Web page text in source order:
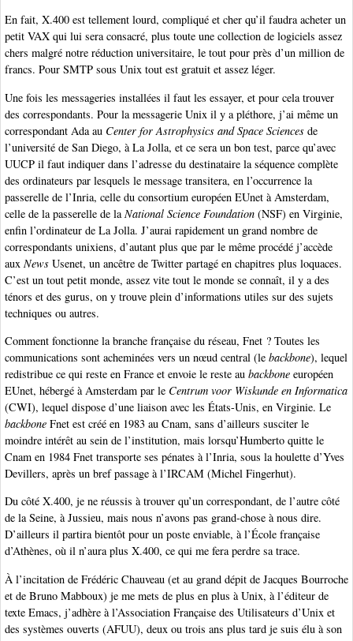
En fait, X.400 est tellement lourd, compliqué et cher qu’il faudra acheter un
petit VAX qui lui sera consacré, plus toute une collection de logiciels assez
chers malgré notre réduction universitaire, le tout pour près d’un million de
francs. Pour SMTP sous Unix tout est gratuit et assez léger.
Une fois les messageries installées il faut les essayer, et pour cela trouver
des correspondants. Pour la messagerie Unix il y a pléthore, j’ai même un
correspondant Ada au Center for Astrophysics and Space Sciences de
l’université de San Diego, à La Jolla, et ce sera un bon test, parce qu’avec
UUCP il faut indiquer dans l’adresse du destinataire la séquence complète
des ordinateurs par lesquels le message transitera, en l’occurrence la
passerelle de l’Inria, celle du consortium européen EUnet à Amsterdam,
celle de la passerelle de la National Science Foundation (NSF) en Virginie,
enfin l’ordinateur de La Jolla. J’aurai rapidement un grand nombre de
correspondants unixiens, d’autant plus que par le même procédé j’accède
aux News Usenet, un ancêtre de Twitter partagé en chapitres plus loquaces.
C’est un tout petit monde, assez vite tout le monde se connaît, il y a des
ténors et des gurus, on y trouve plein d’informations utiles sur des sujets
techniques ou autres.
Comment fonctionne la branche française du réseau, Fnet ? Toutes les
communications sont acheminées vers un nœud central (le backbone), lequel
redistribue ce qui reste en France et envoie le reste au backbone européen
EUnet, hébergé à Amsterdam par le Centrum voor Wiskunde en Informatica
(CWI), lequel dispose d’une liaison avec les États-Unis, en Virginie. Le
backbone Fnet est créé en 1983 au Cnam, sans d’ailleurs susciter le
moindre intérêt au sein de l’institution, mais lorsqu’Humberto quitte le
Cnam en 1984 Fnet transporte ses pénates à l’Inria, sous la houlette d’Yves
Devillers, après un bref passage à l’IRCAM (Michel Fingerhut).
Du côté X.400, je ne réussis à trouver qu’un correspondant, de l’autre côté
de la Seine, à Jussieu, mais nous n’avons pas grand-chose à nous dire.
D’ailleurs il partira bientôt pour un poste enviable, à l’École française
d’Athènes, où il n’aura plus X.400, ce qui me fera perdre sa trace.
À l’incitation de Frédéric Chauveau (et au grand dépit de Jacques Bourroche
et de Bruno Mabboux) je me mets de plus en plus à Unix, à l’éditeur de
texte Emacs, j’adhère à l’Association Française des Utilisateurs d’Unix et
des systèmes ouverts (AFUU), deux ou trois ans plus tard je suis élu à son